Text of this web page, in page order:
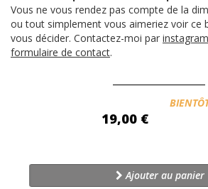
Vous ne vous rendez pas compte de la
ou tout simplement vous aimeriez voir ce
vous décider. Contactez-moi par instagram
formulaire de contact.
19,00 €
Ajouter au panier